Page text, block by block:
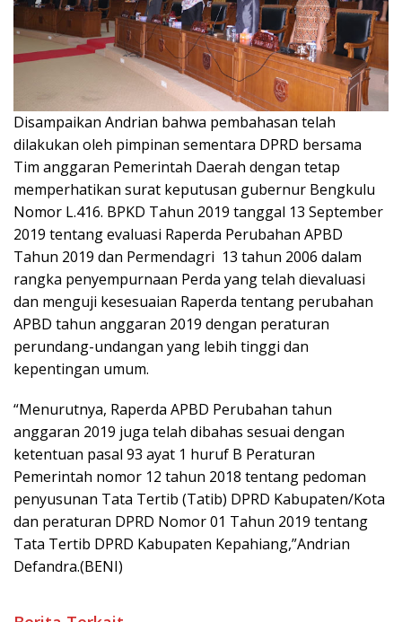
Disampaikan Andrian bahwa pembahasan telah
dilakukan oleh pimpinan sementara DPRD bersama
Tim anggaran Pemerintah Daerah dengan tetap
memperhatikan surat keputusan gubernur Bengkulu
Nomor L.416. BPKD Tahun 2019 tanggal 13 September
2019 tentang evaluasi Raperda Perubahan APBD
Tahun 2019 dan Permendagri 13 tahun 2006 dalam
rangka penyempurnaan Perda yang telah dievaluasi
dan menguji kesesuaian Raperda tentang perubahan
APBD tahun anggaran 2019 dengan peraturan
perundang-undangan yang lebih tinggi dan
kepentingan umum.
“Menurutnya, Raperda APBD Perubahan tahun
anggaran 2019 juga telah dibahas sesuai dengan
ketentuan pasal 93 ayat 1 huruf B Peraturan
Pemerintah nomor 12 tahun 2018 tentang pedoman
penyusunan Tata Tertib (Tatib) DPRD Kabupaten/Kota
dan peraturan DPRD Nomor 01 Tahun 2019 tentang
Tata Tertib DPRD Kabupaten Kepahiang,”Andrian
Defandra.(BENI)